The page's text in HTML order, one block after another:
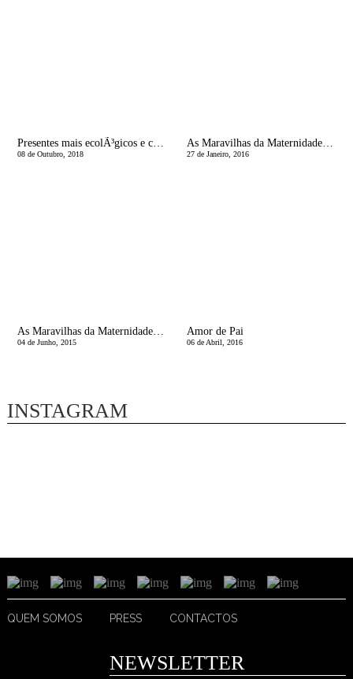
Presentes mais ecolÃ³gicos e conscientes sem trabalho
08 de Outubro, 2018
As Maravilhas da Maternidade | A hora do banho
27 de Janeiro, 2016
As Maravilhas da Maternidade | O Brinquedo da viragem
04 de Junho, 2015
Amor de Pai
06 de Abril, 2016
INSTAGRAM
QUEM SOMOS PRESS CONTACTOS
NEWSLETTER